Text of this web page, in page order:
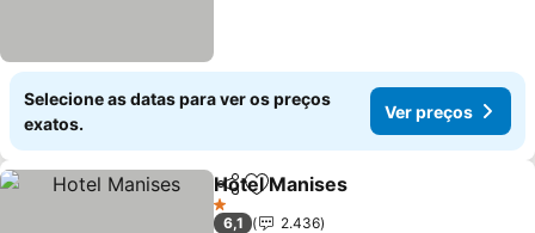
Selecione as datas para ver os preços
exatos.
Ver preços
PartilharAdicionar aos favoritos
Hotel Manises
1 Estrelas
6,1
2.436